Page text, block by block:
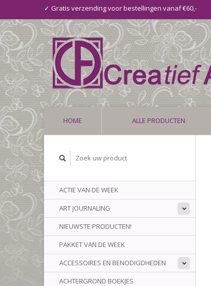
✓ Gratis verzending voor bestellingen vanaf €60,-
HOME ALLE PRODUCTEN
ACTIE VAN DE WEEK
ART JOURNALING
NIEUWSTE PRODUCTEN!
PAKKET VAN DE WEEK
ACCESSOIRES EN BENODIGDHEDEN
ACHTERGROND BOEKJES